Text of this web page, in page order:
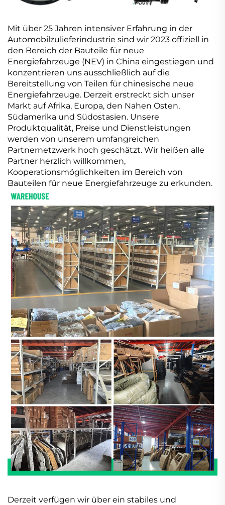
Mit über 25 Jahren intensiver Erfahrung in der
Automobilzulieferindustrie sind wir 2023 offiziell in
den Bereich der Bauteile für neue
Energiefahrzeuge (NEV) in China eingestiegen und
konzentrieren uns ausschließlich auf die
Bereitstellung von Teilen für chinesische neue
Energiefahrzeuge. Derzeit erstreckt sich unser
Markt auf Afrika, Europa, den Nahen Osten,
Südamerika und Südostasien. Unsere
Produktqualität, Preise und Dienstleistungen
werden von unserem umfangreichen
Partnernetzwerk hoch geschätzt. Wir heißen alle
Partner herzlich willkommen,
Kooperationsmöglichkeiten im Bereich von
Bauteilen für neue Energiefahrzeuge zu erkunden.
Derzeit verfügen wir über ein stabiles und